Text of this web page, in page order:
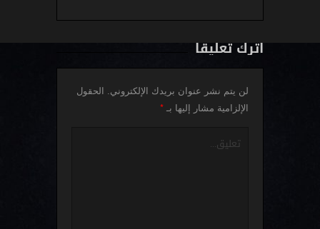
اترك تعليقاً
لن يتم نشر عنوان بريدك الإلكتروني.
الحقول
الإلزامية مشار إليها بـ *